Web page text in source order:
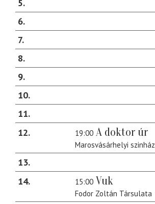
5
6
7
8
9
10
11
12
19:00 A doktor úr
Marosvásárhelyi szinház
13
14
15:00 Vuk
Fodor Zoltán Társulata